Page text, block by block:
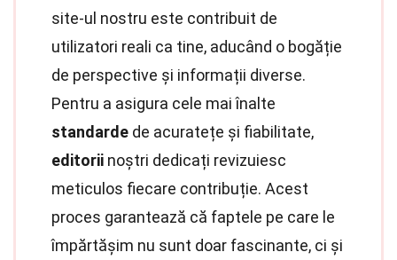
site-ul nostru este contribuit de
utilizatori reali ca tine, aducând o bogăție
de perspective și informații diverse.
Pentru a asigura cele mai înalte
standarde de acuratețe și fiabilitate,
editorii noștri dedicați revizuiesc
meticulos fiecare contribuție. Acest
proces garantează că faptele pe care le
împărtășim nu sunt doar fascinante, ci și